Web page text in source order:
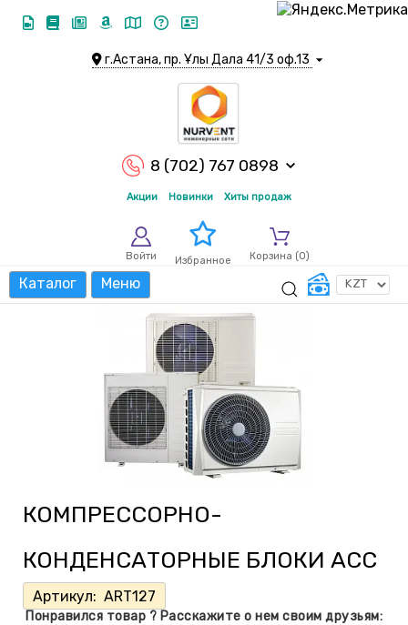
г.Астана, пр. Ұлы Дала 41/3 оф.13
8 (702) 767 0898
Акции Новинки Хиты продаж
Войти Избранное Корзина (0)
Каталог Меню
КОМПРЕССОРНО-
КОНДЕНСАТОРНЫЕ БЛОКИ ACC
Артикул: ART127
Понравился товар ? Расскажите о нем своим друзьям: